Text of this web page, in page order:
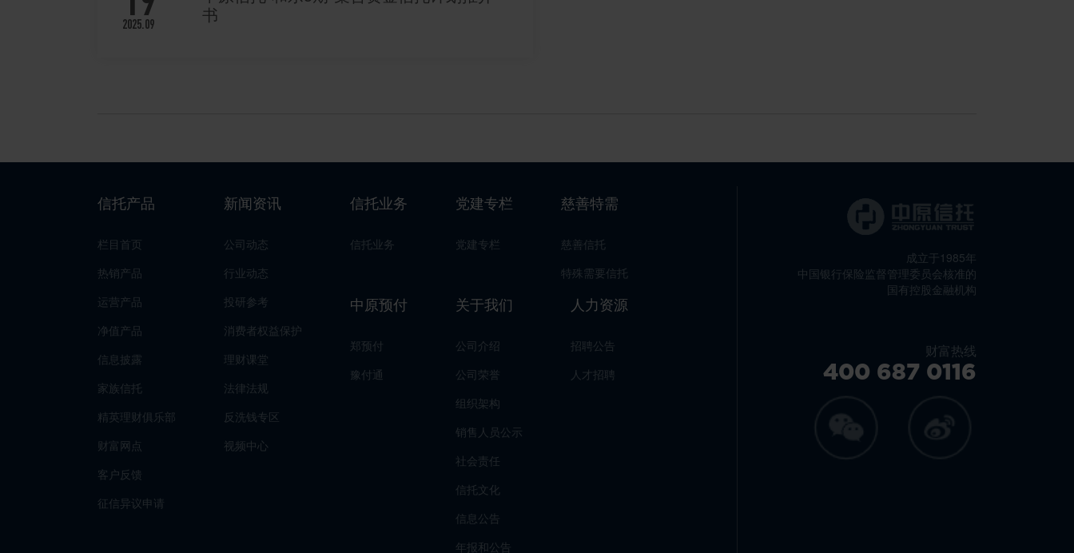
2025.09
书
信托产品
栏目首页
热销产品
运营产品
净值产品
信息披露
家族信托
精英理财俱乐部
财富网点
客户反馈
征信异议申请
新闻资讯
公司动态
行业动态
投研参考
消费者权益保护
理财课堂
法律法规
反洗钱专区
视频中心
信托业务
信托业务
党建专栏
党建专栏
慈善特需
慈善信托
特殊需要信托
中原预付
郑预付
豫付通
关于我们
公司介绍
公司荣誉
组织架构
销售人员公示
社会责任
信托文化
信息公告
年报和公告
人力资源
招聘公告
人才招聘
成立于1985年
中国银行保险监督管理委员会核准的
国有控股金融机构
财富热线
400 687 0116